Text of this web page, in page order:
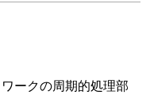
ークの周期的処理部